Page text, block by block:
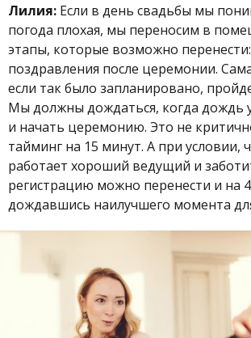
Лилия: Если в день свадьбы мы
погода плохая, мы переносим в
этапы, которые возможно
поздравления после церемонии.
если так было запланировано,
Мы должны дождаться, когда дождь
и начать церемонию. Это не
тайминг на 15 минут. А при условии,
работает хороший ведущий и
регистрацию можно перенести и на
дождавшись наилучшего момента